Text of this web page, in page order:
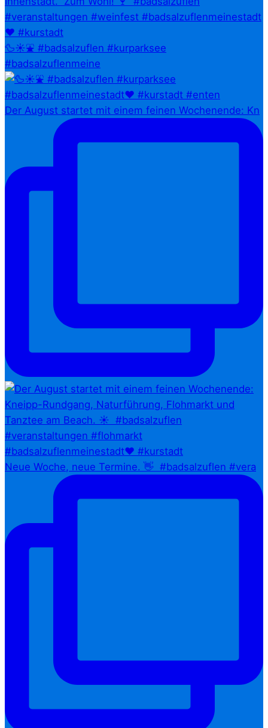
🦆☀️⛲ #badsalzuflen #kurparksee
#badsalzuflenmeine
Der August startet mit einem feinen Wochenende: Kn
Neue Woche, neue Termine. 👋⁠ ⁠ #badsalzuflen #vera